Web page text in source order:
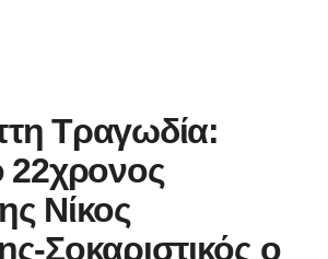
Τραγωδία:
22χρονος
Νίκος
Σοκαριστικός ο